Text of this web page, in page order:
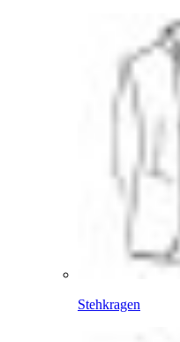
Stehkragen